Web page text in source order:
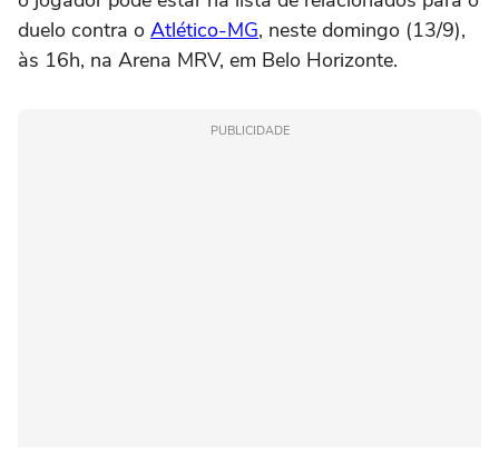
duelo contra o Atlético-MG, neste domingo (13/9),
às 16h, na Arena MRV, em Belo Horizonte.
PUBLICIDADE